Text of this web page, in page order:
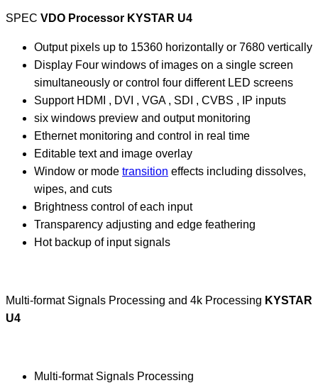
SPEC VDO Processor KYSTAR U4
Output pixels up to 15360 horizontally or 7680 vertically
Display Four windows of images on a single screen
simultaneously or control four different LED screens
Support HDMI , DVI , VGA , SDI , CVBS , IP inputs
six windows preview and output monitoring
Ethernet monitoring and control in real time
Editable text and image overlay
Window or mode transition effects including dissolves,
wipes, and cuts
Brightness control of each input
Transparency adjusting and edge feathering
Hot backup of input signals
Multi-format Signals Processing and 4k Processing KYSTAR
U4
Multi-format Signals Processing